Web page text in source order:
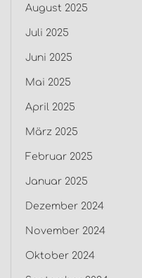
August 2025
Juli 2025
Juni 2025
Mai 2025
April 2025
März 2025
Februar 2025
Januar 2025
Dezember 2024
November 2024
Oktober 2024